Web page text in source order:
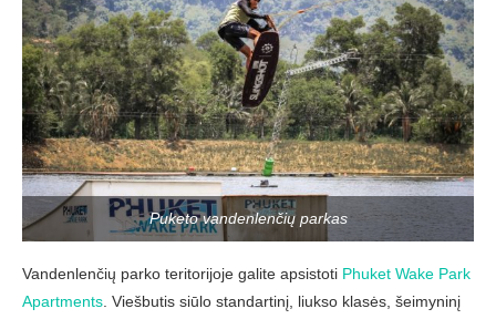
Puketo vandenlenčių parkas
Vandenlenčių parko teritorijoje galite apsistoti Phuket Wake Park
Apartments. Viešbutis siūlo standartinį, liukso klasės, šeimyninį